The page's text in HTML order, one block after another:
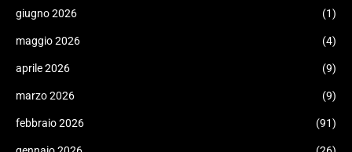
giugno 2026 (1)
maggio 2026 (4)
aprile 2026 (9)
marzo 2026 (9)
febbraio 2026 (91)